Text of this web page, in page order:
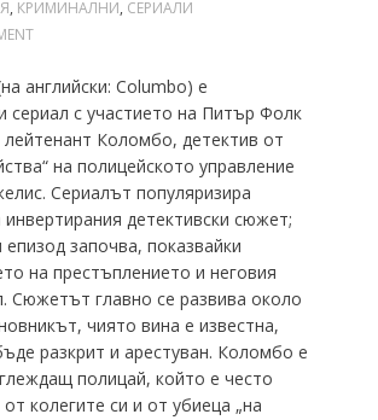
, КРИМИНАЛНИ, СЕРИАЛИ
английски: Columbo) е
сериал с участието на Питър Фолк
Коломбо, детектив от
на полицейското управление
Сериалът популяризира
детективски сюжет;
епизод започва, показвайки
на престъплението и неговия
Сюжетът главно се развива около
чиято вина е известна,
разкрит и арестуван. Коломбо е
полицай, който е често
колегите си и от убиеца „на